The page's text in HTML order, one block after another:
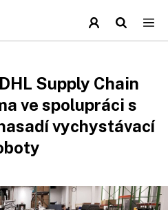
Supply Chain
ve spolupráci s
vychystávací